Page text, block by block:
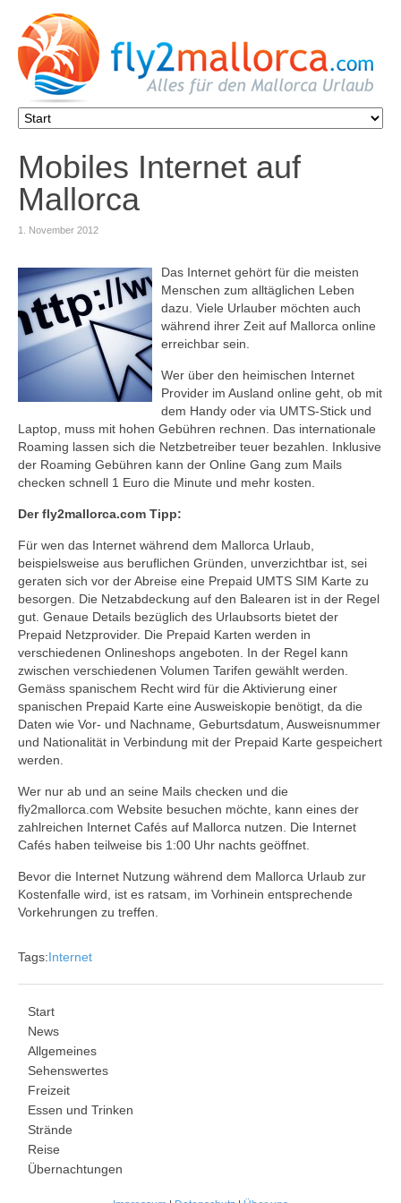
Mobiles Internet auf
Mallorca
1. November 2012
Das Internet gehört für die meisten
Menschen zum alltäglichen Leben
dazu. Viele Urlauber möchten auch
während ihrer Zeit auf Mallorca online
erreichbar sein.
Wer über den heimischen Internet
Provider im Ausland online geht, ob mit
dem Handy oder via UMTS-Stick und
Laptop, muss mit hohen Gebühren rechnen. Das internationale
Roaming lassen sich die Netzbetreiber teuer bezahlen. Inklusive
der Roaming Gebühren kann der Online Gang zum Mails
checken schnell 1 Euro die Minute und mehr kosten.
Der fly2mallorca.com Tipp:
Für wen das Internet während dem Mallorca Urlaub,
beispielsweise aus beruflichen Gründen, unverzichtbar ist, sei
geraten sich vor der Abreise eine Prepaid UMTS SIM Karte zu
besorgen. Die Netzabdeckung auf den Balearen ist in der Regel
gut. Genaue Details bezüglich des Urlaubsorts bietet der
Prepaid Netzprovider. Die Prepaid Karten werden in
verschiedenen Onlineshops angeboten. In der Regel kann
zwischen verschiedenen Volumen Tarifen gewählt werden.
Gemäss spanischem Recht wird für die Aktivierung einer
spanischen Prepaid Karte eine Ausweiskopie benötigt, da die
Daten wie Vor- und Nachname, Geburtsdatum, Ausweisnummer
und Nationalität in Verbindung mit der Prepaid Karte gespeichert
werden.
Wer nur ab und an seine Mails checken und die
fly2mallorca.com Website besuchen möchte, kann eines der
zahlreichen Internet Cafés auf Mallorca nutzen. Die Internet
Cafés haben teilweise bis 1:00 Uhr nachts geöffnet.
Bevor die Internet Nutzung während dem Mallorca Urlaub zur
Kostenfalle wird, ist es ratsam, im Vorhinein entsprechende
Vorkehrungen zu treffen.
Tags:Internet
Start
News
Allgemeines
Sehenswertes
Freizeit
Essen und Trinken
Strände
Reise
Übernachtungen